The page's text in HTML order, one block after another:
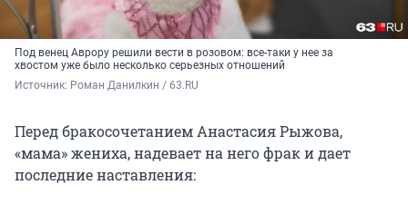
Под венец Аврору решили вести в розовом: все-таки у нее за
хвостом уже было несколько серьезных отношений
Источник: Роман Данилкин / 63.RU
Перед бракосочетанием Анастасия Рыжова,
«мама» жениха, надевает на него фрак и дает
последние наставления: